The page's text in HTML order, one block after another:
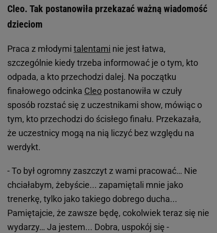
Cleo. Tak postanowiła przekazać ważną wiadomość
dzieciom
Praca z młodymi talentami nie jest łatwa,
szczególnie kiedy trzeba informować je o tym, kto
odpada, a kto przechodzi dalej. Na początku
finałowego odcinka Cleo postanowiła w czuły
sposób rozstać się z uczestnikami show, mówiąc o
tym, kto przechodzi do ścisłego finału. Przekazała,
że uczestnicy mogą na nią liczyć bez względu na
werdykt.
- To był ogromny zaszczyt z wami pracować… Nie
chciałabym, żebyście... zapamiętali mnie jako
trenerkę, tylko jako takiego dobrego ducha...
Pamiętajcie, że zawsze będę, cokolwiek teraz się nie
wydarzy… Ja jestem... Dobra, uspokój się -